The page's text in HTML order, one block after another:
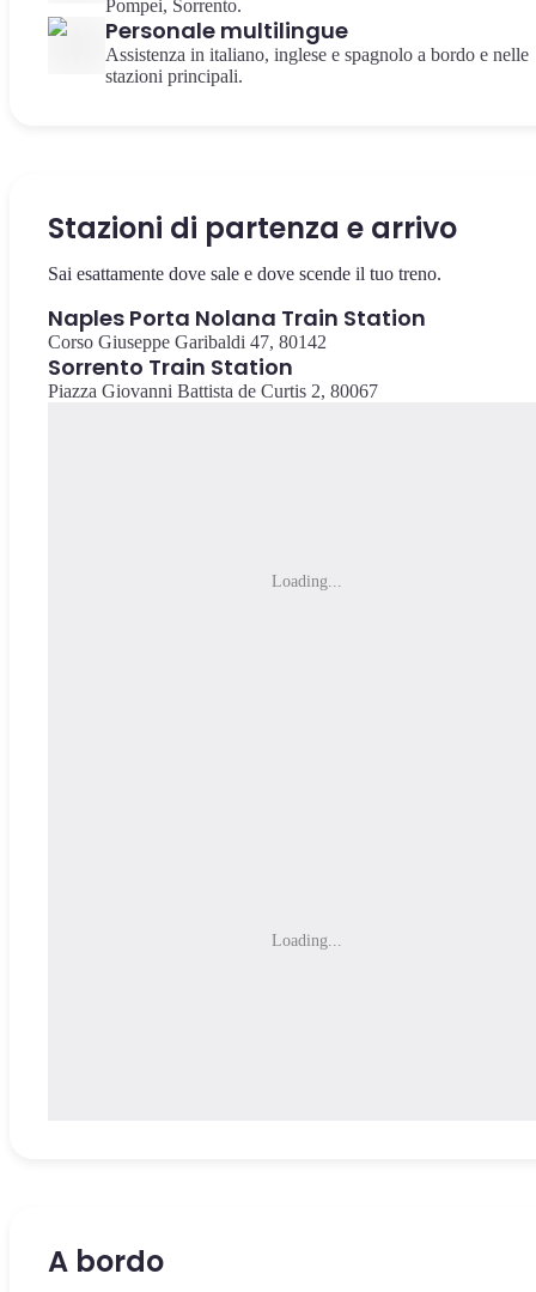
Pompei, Sorrento.
Personale multilingue
Assistenza in italiano, inglese e spagnolo a bordo e nelle
stazioni principali.
Stazioni di partenza e arrivo
Sai esattamente dove sale e dove scende il tuo treno.
Naples Porta Nolana Train Station
Corso Giuseppe Garibaldi 47, 80142
Sorrento Train Station
Piazza Giovanni Battista de Curtis 2, 80067
Loading...
Loading...
A bordo